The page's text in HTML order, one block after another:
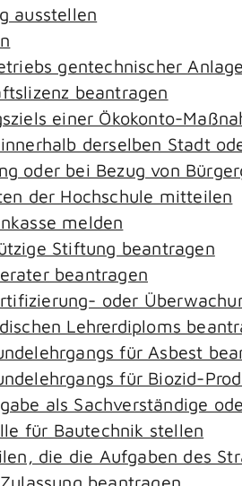
ausstellen
gentechnischer
beantragen
einer Ökokonto-
derselben Stadt
oder bei Bezug von
der Hochschule mitteilen
melden
Stiftung beantragen
beantragen
oder
Lehrerdiploms
für Asbest
für Biozid-
als Sachverständige
für Bautechnik stellen
die die Aufgaben des